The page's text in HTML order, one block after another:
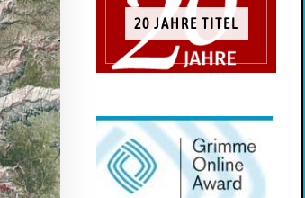
20 JAHRE TITEL